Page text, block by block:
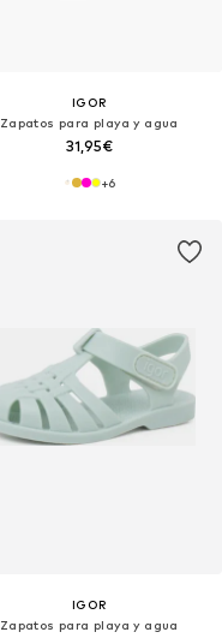
IGOR
Zapatos para playa y agua
31,95€
+6
IGOR
Zapatos para playa y agua